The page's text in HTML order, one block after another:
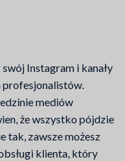
Instagram i kanały
profesjonalistów.
mediów
że wszystko pójdzie
tak, zawsze możesz
klienta, który